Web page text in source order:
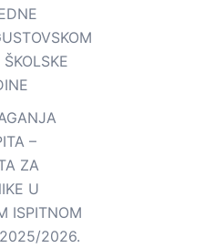
–
ZA
U
ISPITNOM
2025/2026.